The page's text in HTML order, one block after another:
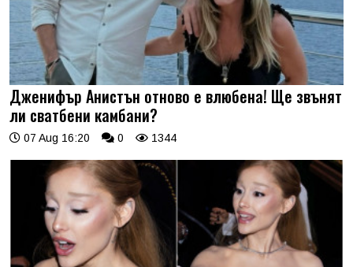
Дженифър Анистън отново е влюбена! Ще звънят
ли сватбени камбани?
07 Aug 16:20 0 1344